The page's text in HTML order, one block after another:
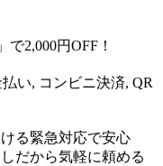
で2,000円OFF！
い, コンビニ決済, QR
る緊急対応で安心
だから気軽に頼める